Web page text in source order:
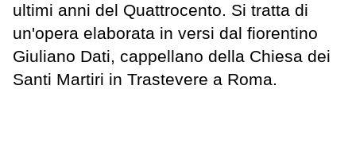
ultimi anni del Quattrocento. Si tratta di
un'opera elaborata in versi dal fiorentino
Giuliano Dati, cappellano della Chiesa dei
Santi Martiri in Trastevere a Roma.